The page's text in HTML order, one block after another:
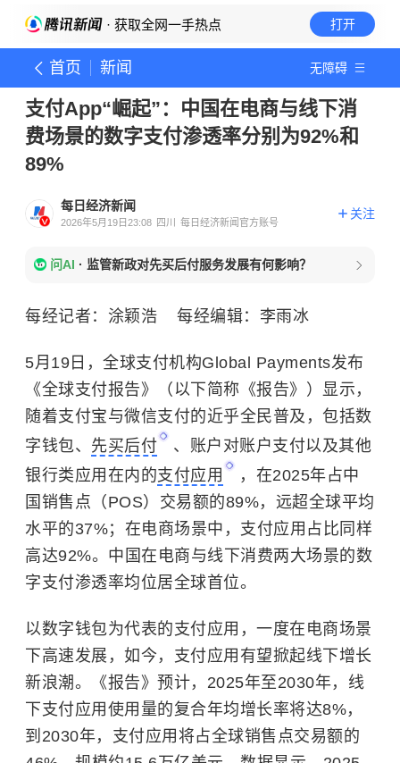
· 获取全网一手热点 打开
首页 新闻 无障碍
支付App“崛起”：中国在电商与线下消
费场景的数字支付渗透率分别为92%和
89%
每日经济新闻
2026年5月19日23:08 四川 每日经济新闻官方账号
关注
问AI · 监管新政对先买后付服务发展有何影响？
每经记者：涂颖浩 每经编辑：李雨冰
5月19日，全球支付机构Global Payments发布
《全球支付报告》（以下简称《报告》）显示，
随着支付宝与微信支付的近乎全民普及，包括数
字钱包、 先买后付
、账户对账户支付以及其他
银行类应用在内的支付应用
，在2025年占中
国销售点（POS）交易额的89%，远超全球平均
水平的37%；在电商场景中，支付应用占比同样
高达92%。中国在电商与线下消费两大场景的数
字支付渗透率均位居全球首位。
以数字钱包为代表的支付应用，一度在电商场景
下高速发展，如今，支付应用有望掀起线下增长
新浪潮。《报告》预计，2025年至2030年，线
下支付应用使用量的复合年均增长率将达8%，
到2030年，支付应用将占全球销售点交易额的